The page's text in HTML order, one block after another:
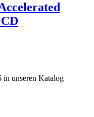
in unseren Katalog